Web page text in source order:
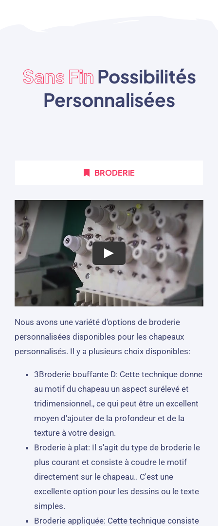
Sans Fin Possibilités
Personnalisées
BRODERIE
Nous avons une variété d'options de broderie
personnalisées disponibles pour les chapeaux
personnalisés. Il y a plusieurs choix disponibles:
3Broderie bouffante D: Cette technique donne
au motif du chapeau un aspect surélevé et
tridimensionnel., ce qui peut être un excellent
moyen d'ajouter de la profondeur et de la
texture à votre design.
Broderie à plat: Il s'agit du type de broderie le
plus courant et consiste à coudre le motif
directement sur le chapeau.. C'est une
excellente option pour les dessins ou le texte
simples.
Broderie appliquée: Cette technique consiste